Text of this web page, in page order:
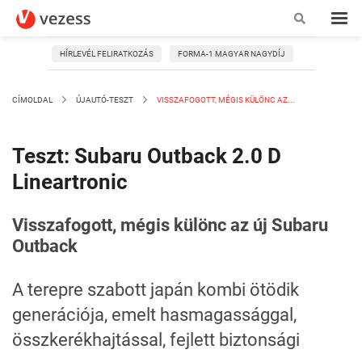
HÍRLEVÉL FELIRATKOZÁS FORMA-1 MAGYAR NAGYDÍJ
CÍMOLDAL ÚJAUTÓ-TESZT VISSZAFOGOTT, MÉGIS KÜLÖNC AZ...
Teszt: Subaru Outback 2.0 D
Lineartronic
Visszafogott, mégis különc az új Subaru
Outback
A terepre szabott japán kombi ötödik
generációja, emelt hasmagassággal,
összkerékhajtással, fejlett biztonsági